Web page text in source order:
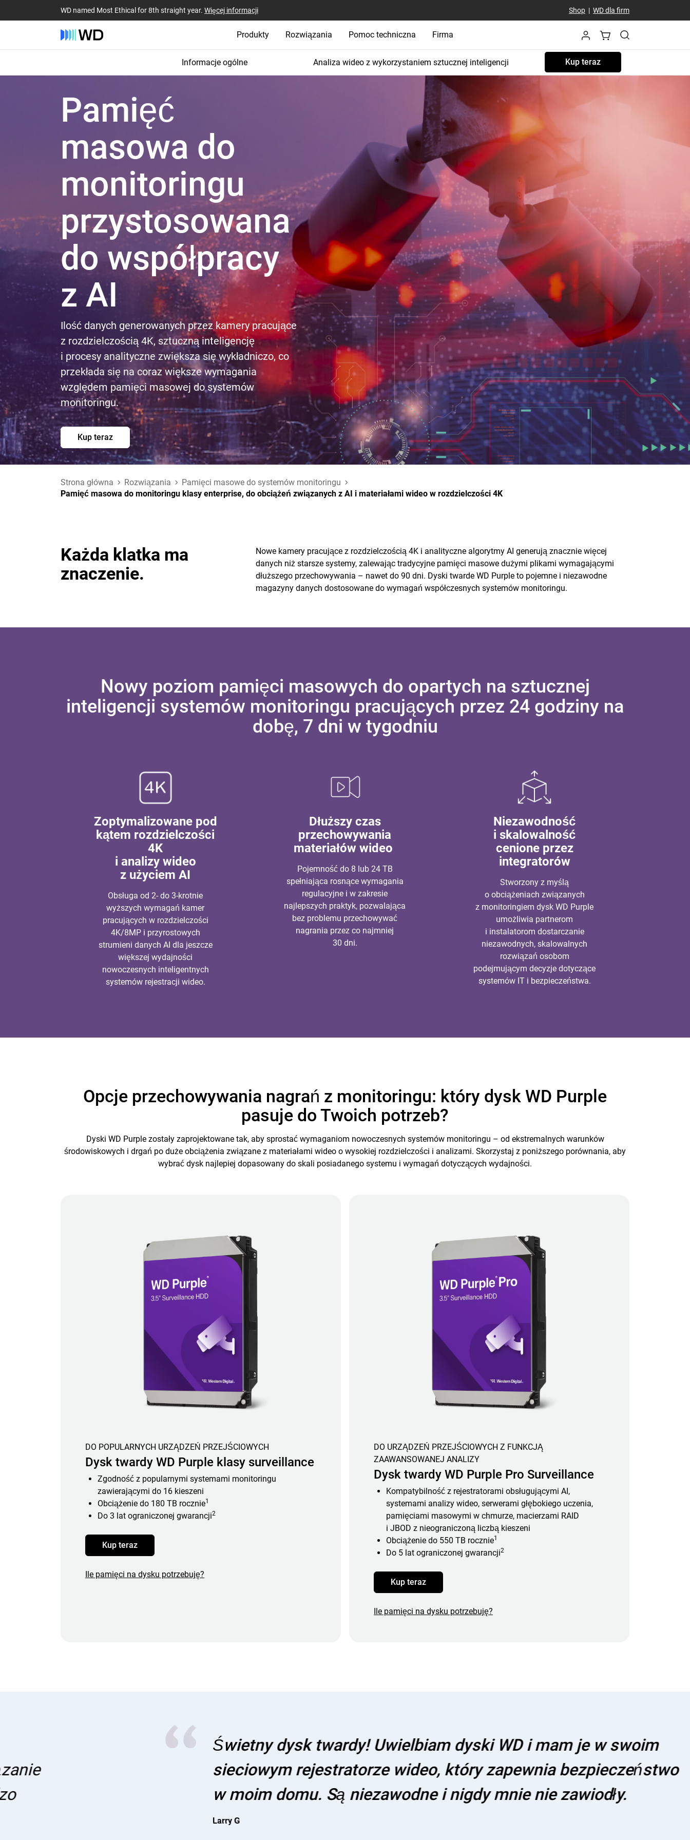
WD named Most Ethical for 8th straight year. Więcej informacji Shop| WD dla firm
Produkty Rozwiązania Pomoc techniczna Firma
Informacje ogólne Analiza wideo z wykorzystaniem sztucznej inteligencji Kup teraz
Pamięć
masowa do
monitoringu
przystosowana
do współpracy
z AI
Ilość danych generowanych przez kamery pracujące
z rozdzielczością 4K, sztuczną inteligencję
i procesy analityczne zwiększa się wykładniczo, co
przekłada się na coraz większe wymagania
względem pamięci masowej do systemów
monitoringu.
Kup teraz
Strona główna Rozwiązania
Pamięci masowe do systemów monitoringu
Pamięć masowa do monitoringu klasy enterprise, do obciążeń związanych z AI i materiałami wideo w rozdzielczości 4K
Każda klatka ma
znaczenie.
Nowe kamery pracujące z rozdzielczością 4K i analityczne algorytmy AI generują znacznie więcej
danych niż starsze systemy, zalewając tradycyjne pamięci masowe dużymi plikami wymagającymi
dłuższego przechowywania – nawet do 90 dni. Dyski twarde WD Purple to pojemne i niezawodne
magazyny danych dostosowane do wymagań współczesnych systemów monitoringu.
Nowy poziom pamięci masowych do opartych na sztucznej
inteligencji systemów monitoringu pracujących przez 24 godziny na
dobę, 7 dni w tygodniu
Zoptymalizowane pod
kątem rozdzielczości
4K
i analizy wideo
z użyciem AI
Obsługa od 2- do 3-krotnie
wyższych wymagań kamer
pracujących w rozdzielczości
4K/8MP i przyrostowych
strumieni danych AI dla jeszcze
większej wydajności
nowoczesnych inteligentnych
systemów rejestracji wideo.
Dłuższy czas
przechowywania
materiałów wideo
Pojemność do 8 lub 24 TB
spełniająca rosnące wymagania
regulacyjne i w zakresie
najlepszych praktyk, pozwalająca
bez problemu przechowywać
nagrania przez co najmniej
30 dni.
Niezawodność
i skalowalność
cenione przez
integratorów
Stworzony z myślą
o obciążeniach związanych
z monitoringiem dysk WD Purple
umożliwia partnerom
i instalatorom dostarczanie
niezawodnych, skalowalnych
rozwiązań osobom
podejmującym decyzje dotyczące
systemów IT i bezpieczeństwa.
Opcje przechowywania nagrań z monitoringu: który dysk WD Purple
pasuje do Twoich potrzeb?
Dyski WD Purple zostały zaprojektowane tak, aby sprostać wymaganiom nowoczesnych systemów monitoringu – od ekstremalnych warunków
środowiskowych i drgań po duże obciążenia związane z materiałami wideo o wysokiej rozdzielczości i analizami. Skorzystaj z poniższego porównania, aby
wybrać dysk najlepiej dopasowany do skali posiadanego systemu i wymagań dotyczących wydajności.
DO POPULARNYCH URZĄDZEŃ PRZEJŚCIOWYCH
Dysk twardy WD Purple klasy surveillance
Zgodność z popularnymi systemami monitoringu
zawierającymi do 16 kieszeni
Obciążenie do 180 TB rocznie1
Do 3 lat ograniczonej gwarancji2
Kup teraz
Ile pamięci na dysku potrzebuję?
DO URZĄDZEŃ PRZEJŚCIOWYCH Z FUNKCJĄ
ZAAWANSOWANEJ ANALIZY
Dysk twardy WD Purple Pro Surveillance
Kompatybilność z rejestratorami obsługującymi AI,
systemami analizy wideo, serwerami głębokiego uczenia,
pamięciami masowymi w chmurze, macierzami RAID
i JBOD z nieograniczoną liczbą kieszeni
Obciążenie do 550 TB rocznie1
Do 5 lat ograniczonej gwarancji2
Kup teraz
Ile pamięci na dysku potrzebuję?
Świetny dysk twardy! Uwielbiam dyski WD i mam je w swoim
sieciowym rejestratorze wideo, który zapewnia bezpieczeństwo
w moim domu. Są niezawodne i nigdy mnie nie zawiodły.